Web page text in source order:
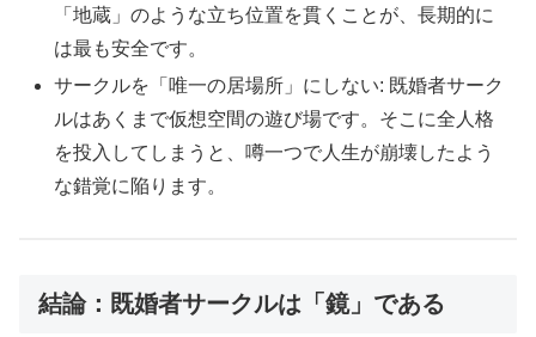
「地蔵」のような立ち位置を貫くことが、長期的に
は最も安全です。
サークルを「唯一の居場所」にしない: 既婚者サーク
ルはあくまで仮想空間の遊び場です。そこに全人格
を投入してしまうと、噂一つで人生が崩壊したよう
な錯覚に陥ります。
結論：既婚者サークルは「鏡」である